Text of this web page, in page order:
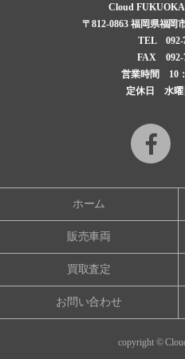
Cloud
〒812-0863 福岡県福岡
TEL 092-
FAX 092-
営業時間 10
定休日 水曜
ホーム
販売車両
買取査定
お問い合わせ
copyright ©